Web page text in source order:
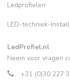
Ledprofielen
LED-techniek-
LedProfiel.nl
Neem voor vragen
+31 (0)30 227